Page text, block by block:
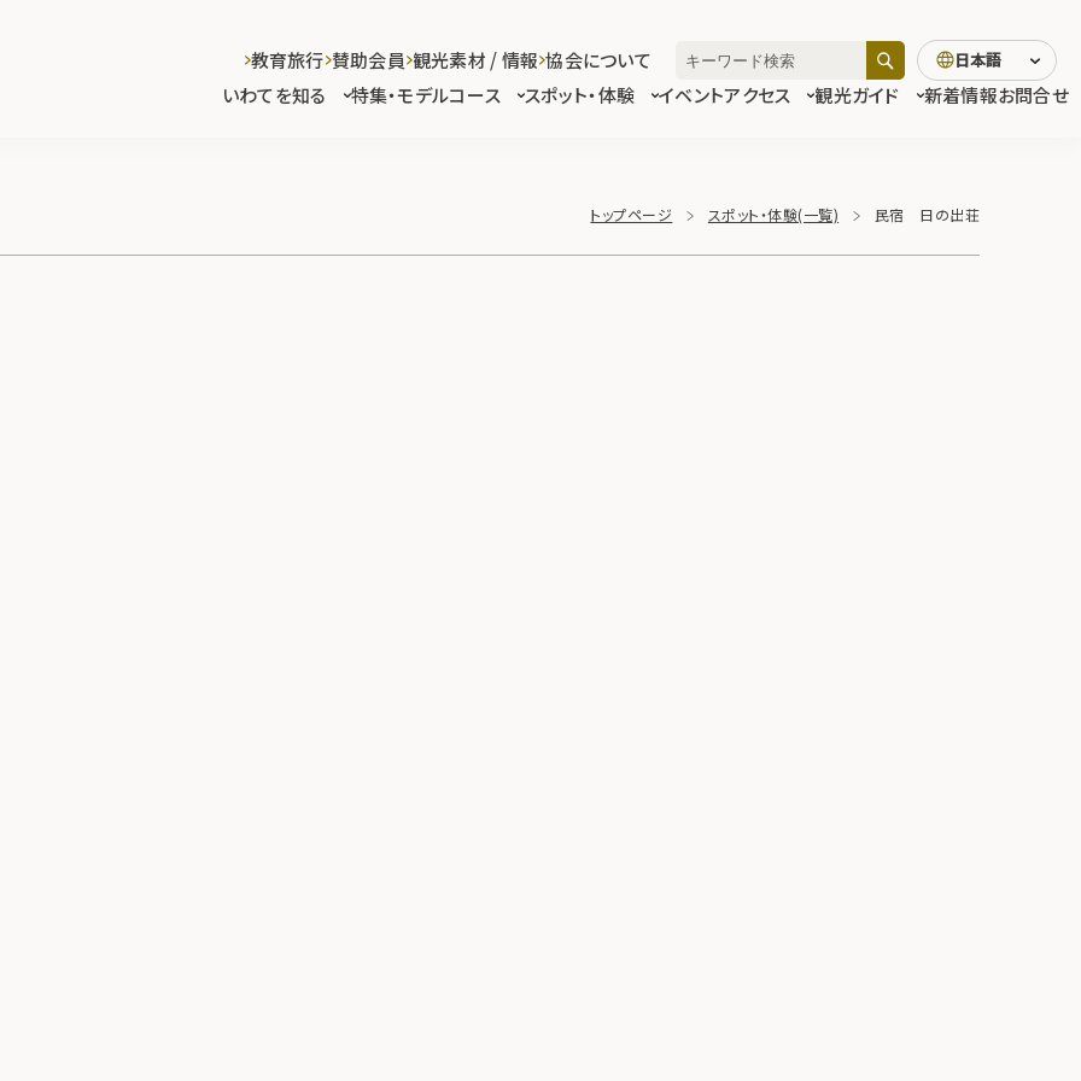
いわてを知る 特集・モデルコース スポット・体験 イベントアクセス 観光ガイド 新着情報お問合せ
教育旅行 賛助会員 観光素材 / 情報 協会について 日本語
トップページ スポット・体験(一覧) 民宿 日の出荘